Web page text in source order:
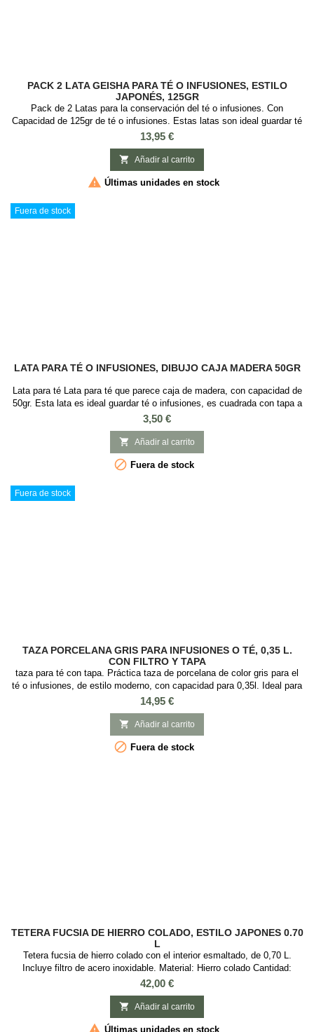
PACK 2 LATA GEISHA PARA TÉ O INFUSIONES, ESTILO
JAPONÉS, 125GR
Pack de 2 Latas para la conservación del té o infusiones. Con
Capacidad de 125gr de té o infusiones. Estas latas son ideal guardar té
o infusiones, es redonda con tapa de rosca. Medidas: : 7,5 cm diámetro
x 11,7 cm alto. 2 Modelos
Precio
13,95 €
 Añadir al carrito
 Últimas unidades en stock
Fuera de stock
LATA PARA TÉ O INFUSIONES, DIBUJO CAJA MADERA 50GR
Lata para té Lata para té que parece caja de madera, con capacidad de
50gr. Esta lata es ideal guardar té o infusiones, es cuadrada con tapa a
presión y con Medidas: 6 x 6 x 8 cm.
Precio
3,50 €
 Añadir al carrito
 Fuera de stock
Fuera de stock
TAZA PORCELANA GRIS PARA INFUSIONES O TÉ, 0,35 L.
CON FILTRO Y TAPA
taza para té con tapa. Práctica taza de porcelana de color gris para el
té o infusiones, de estilo moderno, con capacidad para 0,35l. Ideal para
preparar té e infusiones ya que incorpora tapa y filtro de acero
inoxidable. Esta podría ser tu taza favorita para tomar el té a diario, ya
que es muy práctica y elegante, con el infusor de aluminio que es
fácil...
Precio
14,95 €
 Añadir al carrito
 Fuera de stock
TETERA FUCSIA DE HIERRO COLADO, ESTILO JAPONES 0.70
L
Tetera fucsia de hierro colado con el interior esmaltado, de 0,70 L.
Incluye filtro de acero inoxidable. Material: Hierro colado Cantidad:
700ml Color: Fucsia Motivos: Asa con cuerda, estilo japonés
Precio
42,00 €
 Añadir al carrito
Últimas unidades en stock